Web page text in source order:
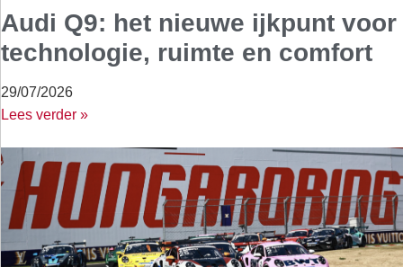
Audi Q9: het nieuwe ijkpunt voor
technologie, ruimte en comfort
29/07/2026
Lees verder »